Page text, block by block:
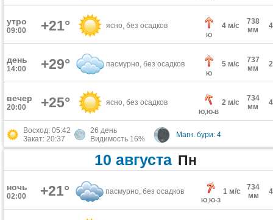
утро
09:00 +21° ясно, без осадков
Ю
4 м/с
738
мм
день
14:00 +29° пасмурно, без осадков
Ю
5 м/с
737
мм
вечер
20:00 +25° ясно, без осадков
Ю,Ю-В
2 м/с
734
мм
Восход: 05:42
Закат: 20:37
26 день
Видимость 16%
Магн. бури: 4
10 августа Пн
ночь
02:00 +21° пасмурно, без осадков
Ю,Ю-З
1 м/с
734
мм